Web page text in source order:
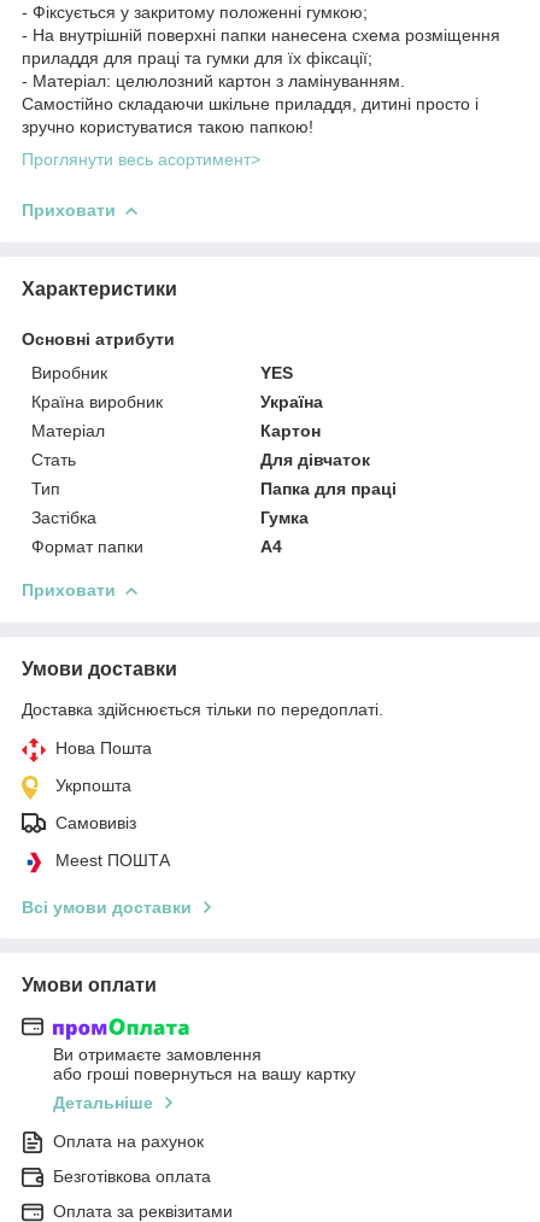
- Фіксується у закритому положенні гумкою;
- На внутрішній поверхні папки нанесена схема розміщення
приладдя для праці та гумки для їх фіксації;
- Матеріал: целюлозний картон з ламінуванням.
Самостійно складаючи шкільне приладдя, дитині просто і
зручно користуватися такою папкою!
Проглянути весь асортимент>
Приховати
Характеристики
Основні атрибути
Виробник
YES
Країна виробник
Україна
Матеріал
Картон
Стать
Для дівчаток
Тип
Папка для праці
Застібка
Гумка
Формат папки
А4
Приховати
Умови доставки
Доставка здійснюється тільки по передоплаті.
Нова Пошта
Укрпошта
Самовивіз
Meest ПОШТА
Всі умови доставки
Умови оплати
Ви отримаєте замовлення
або гроші повернуться на вашу картку
Детальніше
Оплата на рахунок
Безготівкова оплата
Оплата за реквізитами